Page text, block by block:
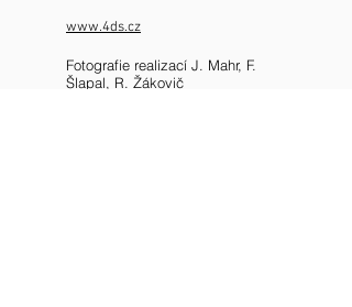
www.4ds.cz
Fotografie realizací J. Mahr, F.
Šlapal, R. Žákovič